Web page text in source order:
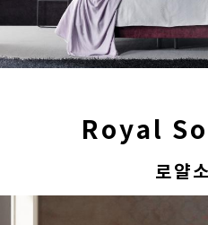
Royal
로얄